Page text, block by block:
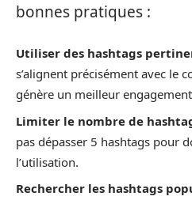
bonnes pratiques :
Utiliser des hashtags
s’alignent précisément avec le
génère un meilleur
Limiter le nombre de
pas dépasser 5 hashtags pour
l’utilisation.
Rechercher les hashtags